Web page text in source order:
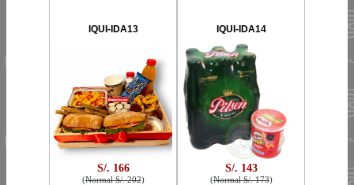
IQUI-IDA13
S/. 166
(Normal S/. 202)
IQUI-IDA14
S/. 143
(Normal S/. 173)